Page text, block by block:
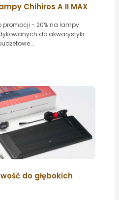
Chihiros A II MAX
promocji - 20% na lampy
do akwarystyki
do głębokich